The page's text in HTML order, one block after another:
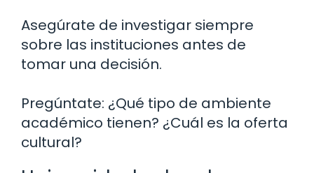
Asegúrate de investigar siempre
sobre las instituciones antes de
tomar una decisión.
Pregúntate: ¿Qué tipo de ambiente
académico tienen? ¿Cuál es la oferta
cultural?